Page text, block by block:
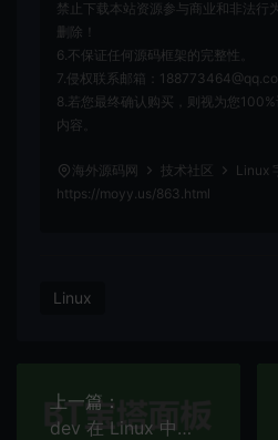
禁止下载本站资源参与商业和非法行
删除！
6.不保证任何源码框架的完整性。
7.侵权联系邮箱：
8.若您最终确认购买，则视为您
内容。
海外源码网 技术社区
Linux
https://moyy.us/863.html
Linux
上一篇：
dev 在 Linux 中是什么意思？